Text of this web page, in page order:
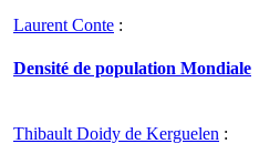
Laurent Conte :
Densité de population Mondiale
Thibault Doidy de Kerguelen :